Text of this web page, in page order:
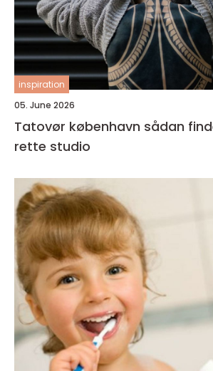
inspiration
05. June 2026
Tatovør københavn sådan finder du det
rette studio